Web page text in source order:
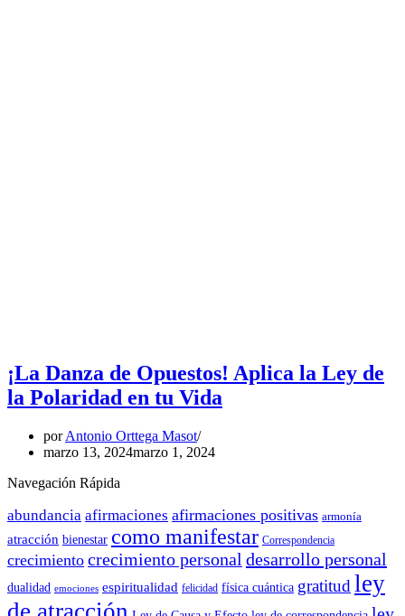
¡La Danza de Opuestos! Aplica la Ley de
la Polaridad en tu Vida
porAntonio Orttega Masot
marzo 13, 2024marzo 1, 2024
Navegación Rápida
abundancia afirmaciones afirmaciones positivas armonía
atracción bienestar como manifestar Correspondencia
crecimiento crecimiento personal desarrollo personal
dualidad emociones espiritualidad felicidad física cuántica gratitudley